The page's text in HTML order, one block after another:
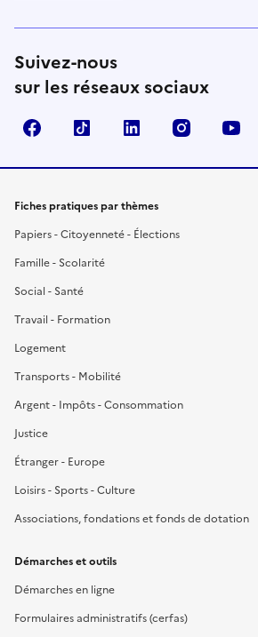
Suivez-nous
sur les réseaux sociaux
FacebookTikTok LinkedIn Instagram
Fiches pratiques par thèmes
Papiers - Citoyenneté - Élections
Famille - Scolarité
Social - Santé
Travail - Formation
Logement
Transports - Mobilité
Argent - Impôts - Consommation
Justice
Étranger - Europe
Loisirs - Sports - Culture
Associations, fondations et fonds de dotation
Démarches et outils
Démarches en ligne
Formulaires administratifs (cerfas)